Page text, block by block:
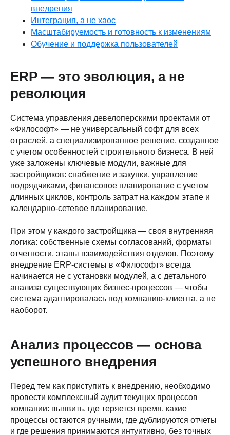
внедрения
Интеграция, а не хаос
Масштабируемость и готовность к изменениям
Обучение и поддержка пользователей
ERP — это эволюция, а не
революция
Система управления девелоперскими проектами от
«Философт» — не универсальный софт для всех
отраслей, а специализированное решение, созданное
с учетом особенностей строительного бизнеса. В ней
уже заложены ключевые модули, важные для
застройщиков: снабжение и закупки, управление
подрядчиками, финансовое планирование с учетом
длинных циклов, контроль затрат на каждом этапе и
календарно-сетевое планирование.
При этом у каждого застройщика — своя внутренняя
логика: собственные схемы согласований, форматы
отчетности, этапы взаимодействия отделов. Поэтому
внедрение ERP-системы в «Философт» всегда
начинается не с установки модулей, а с детального
анализа существующих бизнес-процессов — чтобы
система адаптировалась под компанию-клиента, а не
наоборот.
Анализ процессов — основа
успешного внедрения
Перед тем как приступить к внедрению, необходимо
провести комплексный аудит текущих процессов
компании: выявить, где теряется время, какие
процессы остаются ручными, где дублируются отчеты
и где решения принимаются интуитивно, без точных